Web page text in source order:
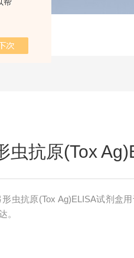
虫抗原(Tox
形虫抗原(Tox Ag)ELISA试剂盒
。